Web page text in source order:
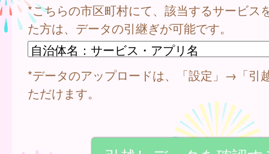
*こちらの市区町村にて、該当するサービス
た方は、データの引継ぎが可能です。
*データのアップロードは、「設定」→「引
ただけます。